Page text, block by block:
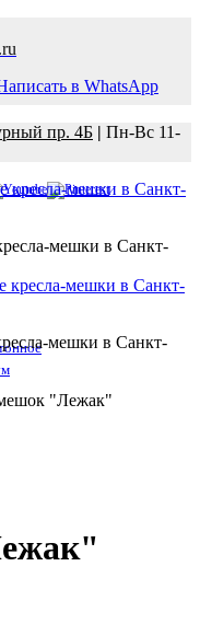
пр. 4Б | Пн-Вс 11-
мешки в Санкт-
мешки в Санкт-
"Лежак"